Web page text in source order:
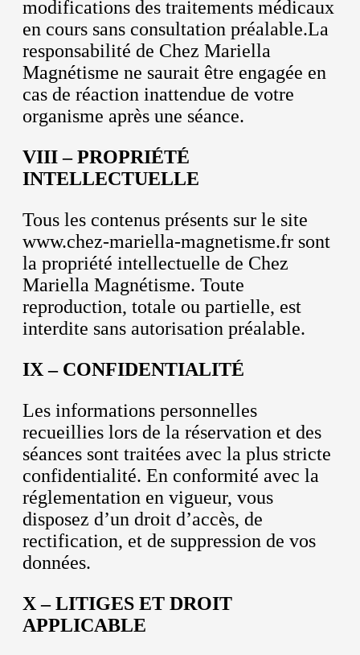
modifications des traitements médicaux
en cours sans consultation préalable.La
responsabilité de Chez Mariella
Magnétisme ne saurait être engagée en
cas de réaction inattendue de votre
organisme après une séance.
VIII – PROPRIÉTÉ
INTELLECTUELLE
Tous les contenus présents sur le site
www.chez-mariella-magnetisme.fr sont
la propriété intellectuelle de Chez
Mariella Magnétisme. Toute
reproduction, totale ou partielle, est
interdite sans autorisation préalable.
IX – CONFIDENTIALITÉ
Les informations personnelles
recueillies lors de la réservation et des
séances sont traitées avec la plus stricte
confidentialité. En conformité avec la
réglementation en vigueur, vous
disposez d’un droit d’accès, de
rectification, et de suppression de vos
données.
X – LITIGES ET DROIT
APPLICABLE